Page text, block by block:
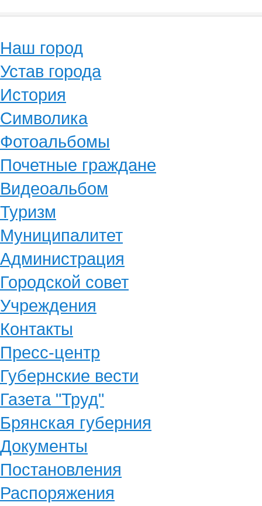
Наш город
Устав города
История
Символика
Фотоальбомы
Почетные граждане
Видеоальбом
Туризм
Муниципалитет
Администрация
Городской совет
Учреждения
Контакты
Пресс-центр
Губернские вести
Газета "Труд"
Брянская губерния
Документы
Постановления
Распоряжения